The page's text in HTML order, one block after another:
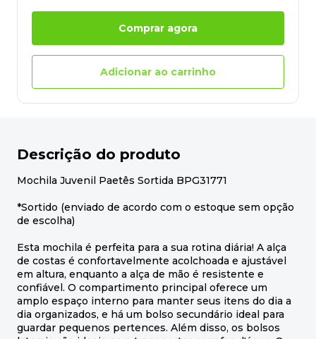
Comprar agora
Adicionar ao carrinho
Descrição do produto
Mochila Juvenil Paetês Sortida BPG31771
*Sortido (enviado de acordo com o estoque sem opção
de escolha)
Esta mochila é perfeita para a sua rotina diária! A alça
de costas é confortavelmente acolchoada e ajustável
em altura, enquanto a alça de mão é resistente e
confiável. O compartimento principal oferece um
amplo espaço interno para manter seus itens do dia a
dia organizados, e há um bolso secundário ideal para
guardar pequenos pertences. Além disso, os bolsos